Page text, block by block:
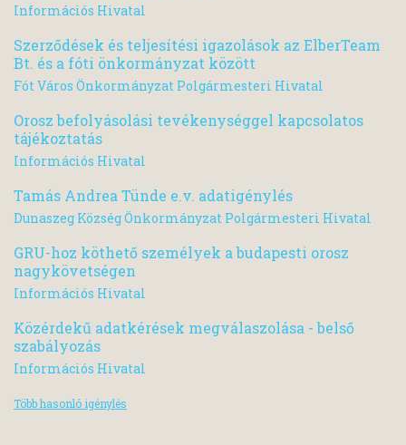
Információs Hivatal
Szerződések és teljesítési igazolások az ElberTeam
Bt. és a fóti önkormányzat között
Fót Város Önkormányzat Polgármesteri Hivatal
Orosz befolyásolási tevékenységgel kapcsolatos
tájékoztatás
Információs Hivatal
Tamás Andrea Tünde e.v. adatigénylés
Dunaszeg Község Önkormányzat Polgármesteri Hivatal
GRU-hoz köthető személyek a budapesti orosz
nagykövetségen
Információs Hivatal
Közérdekű adatkérések megválaszolása - belső
szabályozás
Információs Hivatal
Több hasonló igénylés